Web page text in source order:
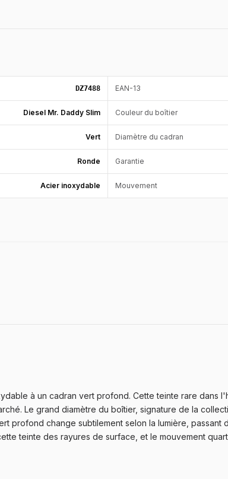
DZ7488 EAN-13
Diesel Mr. Daddy Slim Couleur du boîtier
Vert Diamètre du cadran
Ronde Garantie
Acier inoxydable Mouvement
à un cadran vert profond. Cette teinte rare dans
Le grand diamètre du boîtier, signature de la
profond change subtilement selon la lumière, passant
teinte des rayures de surface, et le mouvement